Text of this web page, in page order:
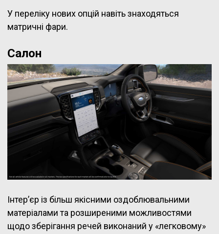
У переліку нових опцій навіть знаходяться
матричні фари.
Салон
Інтер’єр із більш якісними оздоблювальними
матеріалами та розширеними можливостями
щодо зберігання речей виконаний у «легковому»